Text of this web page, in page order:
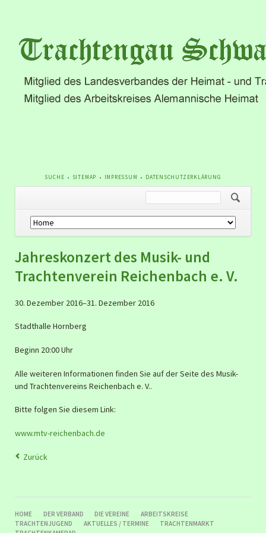
NAVIGATION
SUCHE SITEMAP IMPRESSUM DATENSCHUTZERKLÄRUNG
Navigation
überspringen
Jahreskonzert des Musik- und
Trachtenverein Reichenbach e. V.
30. Dezember 2016–31. Dezember 2016
Stadthalle Hornberg
Beginn 20:00 Uhr
Alle weiteren Informationen finden Sie auf der Seite des Musik-
und Trachtenvereins Reichenbach e. V..
Bitte folgen Sie diesem Link:
www.mtv-reichenbach.de
Zurück
NAVIGATION
ÜBERSPRINGEN
HOME DER VERBAND DIE VEREINE
ARBEITSKREISE
TRACHTENJUGEND
AKTUELLES / TERMINE
TRACHTENMARKT